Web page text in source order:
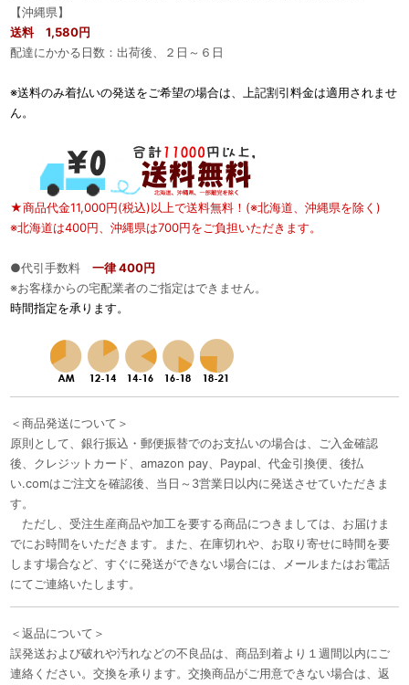
【沖縄県】
送料 1,580円
配達にかかる日数：出荷後、２日～６日
※送料のみ着払いの発送をご希望の場合は、上記割引料金は適用されませ
ん。
★商品代金11,000円(税込)以上で送料無料！(※北海道、沖縄県を除く)
※北海道は400円、沖縄県は700円をご負担いただきます。
●代引手数料 一律 400円
※お客様からの宅配業者のご指定はできません。
時間指定を承ります。
＜商品発送について＞
原則として、銀行振込・郵便振替でのお支払いの場合は、ご入金確認
後、クレジットカード、amazon pay、Paypal、代金引換便、後払
い.comはご注文を確認後、当日～3営業日以内に発送させていただきま
す。
ただし、受注生産商品や加工を要する商品につきましては、お届けま
でにお時間をいただきます。また、在庫切れや、お取り寄せに時間を要
します場合など、すぐに発送ができない場合には、メールまたはお電話
にてご連絡いたします。
＜返品について＞
誤発送および破れや汚れなどの不良品は、商品到着より１週間以内にご
連絡ください。交換を承ります。交換商品がご用意できない場合は、返